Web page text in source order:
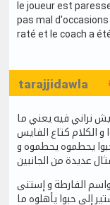
le joueur est
pas mal
raté et le coach a
tarajjidawla
نراني فيه يعني ما
الكلام كتاع الفايس
يحطموه يحطموه و
عديدة من الجانبين
الفارطة و إستنى
إلي حبوا يأهلوه ما